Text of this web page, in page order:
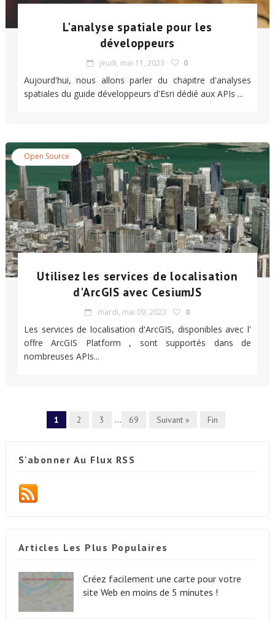
L'analyse spatiale pour les
développeurs
jeudi, mai 11, 2023 0
Aujourd'hui, nous allons parler du chapitre d'analyses
spatiales du guide développeurs d'Esri dédié aux APIs ...
Open Source
Utilisez les services de localisation
d'ArcGIS avec CesiumJS
mardi, mai 09, 2023 0
Les services de localisation d'ArcGIS, disponibles avec l'
offre ArcGIS Platform , sont supportés dans de
nombreuses APIs...
1 2 3 ... 69 Suivant » Fin
S'abonner Au Flux RSS
Articles Les Plus Populaires
Créez facilement une carte pour votre
site Web en moins de 5 minutes !